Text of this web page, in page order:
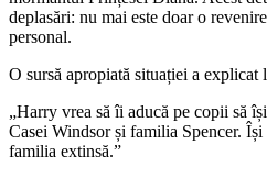
deplasări: nu mai este doar o
personal.
O sursă apropiată situației a explicat
„Harry vrea să îi aducă pe copii să
Casei Windsor și familia Spencer. Își
familia extinsă.”